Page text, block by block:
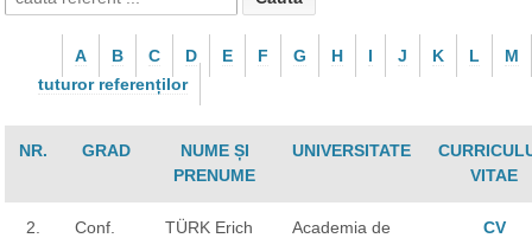
A B C D E F G H I J K L
M
tuturor referenților
NR. GRAD
NUME ȘI
PRENUME
UNIVERSITATE
VITAE
2.
Conf.
TÜRK Erich
Academia de
CV